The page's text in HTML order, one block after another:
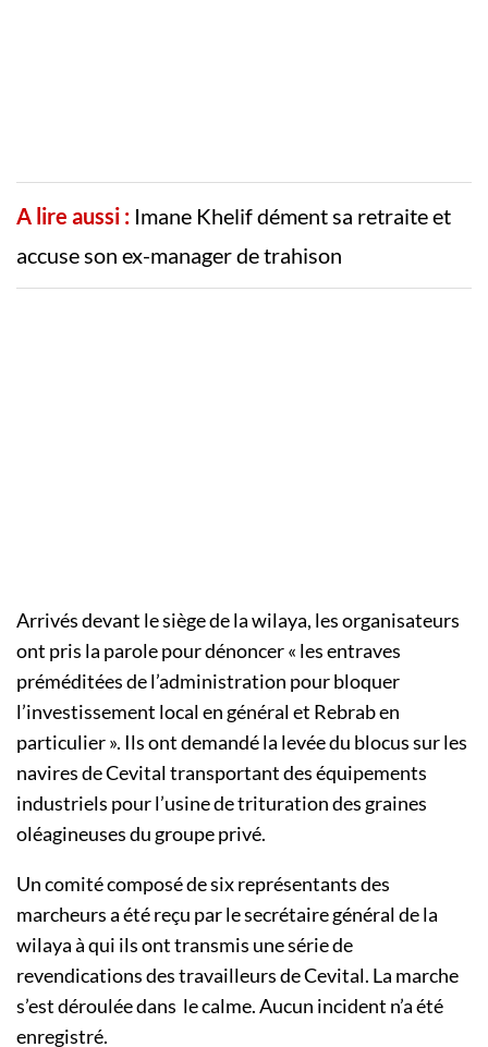
A lire aussi : Imane Khelif dément sa retraite et
accuse son ex-manager de trahison
Arrivés devant le siège de la wilaya, les organisateurs
ont pris la parole pour dénoncer « les entraves
préméditées de l’administration pour bloquer
l’investissement local en général et Rebrab en
particulier ». Ils ont demandé la levée du blocus sur les
navires de Cevital transportant des équipements
industriels pour l’usine de trituration des graines
oléagineuses du groupe privé.
Un comité composé de six représentants des
marcheurs a été reçu par le secrétaire général de la
wilaya à qui ils ont transmis une série de
revendications des travailleurs de Cevital. La marche
s’est déroulée dans le calme. Aucun incident n’a été
enregistré.